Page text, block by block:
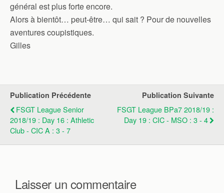
général est plus forte encore.
Alors à bientôt… peut-être… qui sait ? Pour de nouvelles
aventures coupistiques.
Gilles
Publication Précédente
FSGT League Senior
2018/19 : Day 16 : Athletic
Club - CIC A : 3 - 7
Publication Suivante
FSGT League BPa7 2018/19 :
Day 19 : CIC - MSO : 3 - 4
Laisser un commentaire